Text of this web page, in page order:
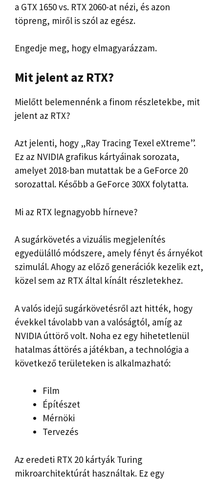
a GTX 1650 vs. RTX 2060-at nézi, és azon
töpreng, miről is szól az egész.
Engedje meg, hogy elmagyarázzam.
Mit jelent az RTX?
Mielőtt belemennénk a finom részletekbe, mit
jelent az RTX?
Azt jelenti, hogy „Ray Tracing Texel eXtreme”.
Ez az NVIDIA grafikus kártyáinak sorozata,
amelyet 2018-ban mutattak be a GeForce 20
sorozattal. Később a GeForce 30XX folytatta.
Mi az RTX legnagyobb hírneve?
A sugárkövetés a vizuális megjelenítés
egyedülálló módszere, amely fényt és árnyékot
szimulál. Ahogy az előző generációk kezelik ezt,
közel sem az RTX által kínált részletekhez.
A valós idejű sugárkövetésről azt hitték, hogy
évekkel távolabb van a valóságtól, amíg az
NVIDIA úttörő volt. Noha ez egy hihetetlenül
hatalmas áttörés a játékban, a technológia a
következő területeken is alkalmazható:
Film
Építészet
Mérnöki
Tervezés
Az eredeti RTX 20 kártyák Turing
mikroarchitektúrát használtak. Ez egy